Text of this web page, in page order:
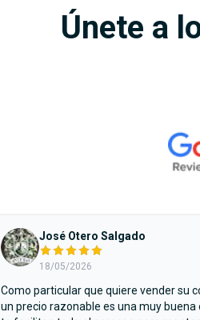
Únete a
José Otero Salgado
18/05/2026
Como particular que quiere vender su
un precio razonable es una muy buena